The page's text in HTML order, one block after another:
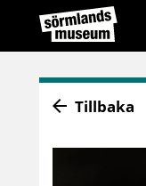
Tillbaka